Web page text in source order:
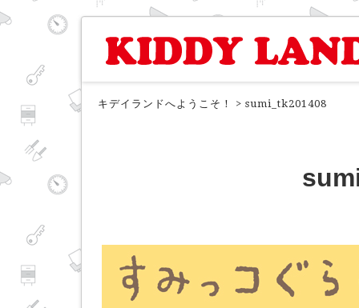
キデイランドへようこそ！ > sumi_tk201408